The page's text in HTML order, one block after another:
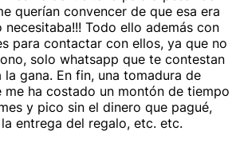
querían convencer de que esa era
necesitaba!!! Todo ello además con
para contactar con ellos, ya que no
solo whatsapp que te contestan
la gana. En fin, una tomadura de
me ha costado un montón de tiempo
y pico sin el dinero que pagué,
entrega del regalo, etc. etc.